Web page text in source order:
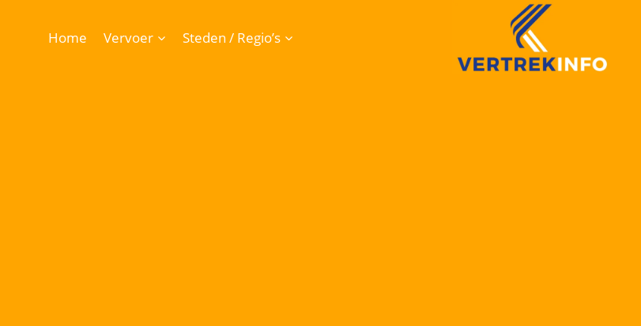
Home Vervoer Steden / Regio’s